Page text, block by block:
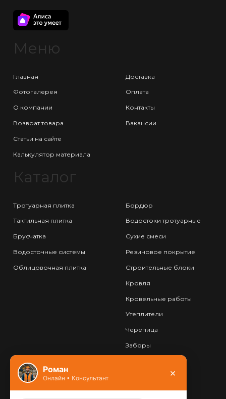
Меню
Главная
Фотогалерея
О компании
Возврат товара
Статьи на сайте
Калькулятор материала
Доставка
Оплата
Контакты
Вакансии
Каталог
Тротуарная плитка
Тактильная плитка
Брусчатка
Водосточные системы
Облицовочная плитка
Бордюр
Водостоки тротуарные
Сухие смеси
Резиновое покрытие
Строительные блоки
Кровля
Кровельные работы
Утеплители
Черепица
Заборы
Контакты
Роман
Онлайн • Консультант ×